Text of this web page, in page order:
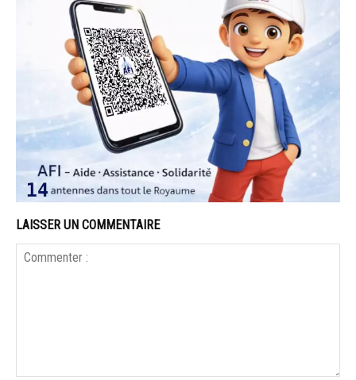
LAISSER UN COMMENTAIRE